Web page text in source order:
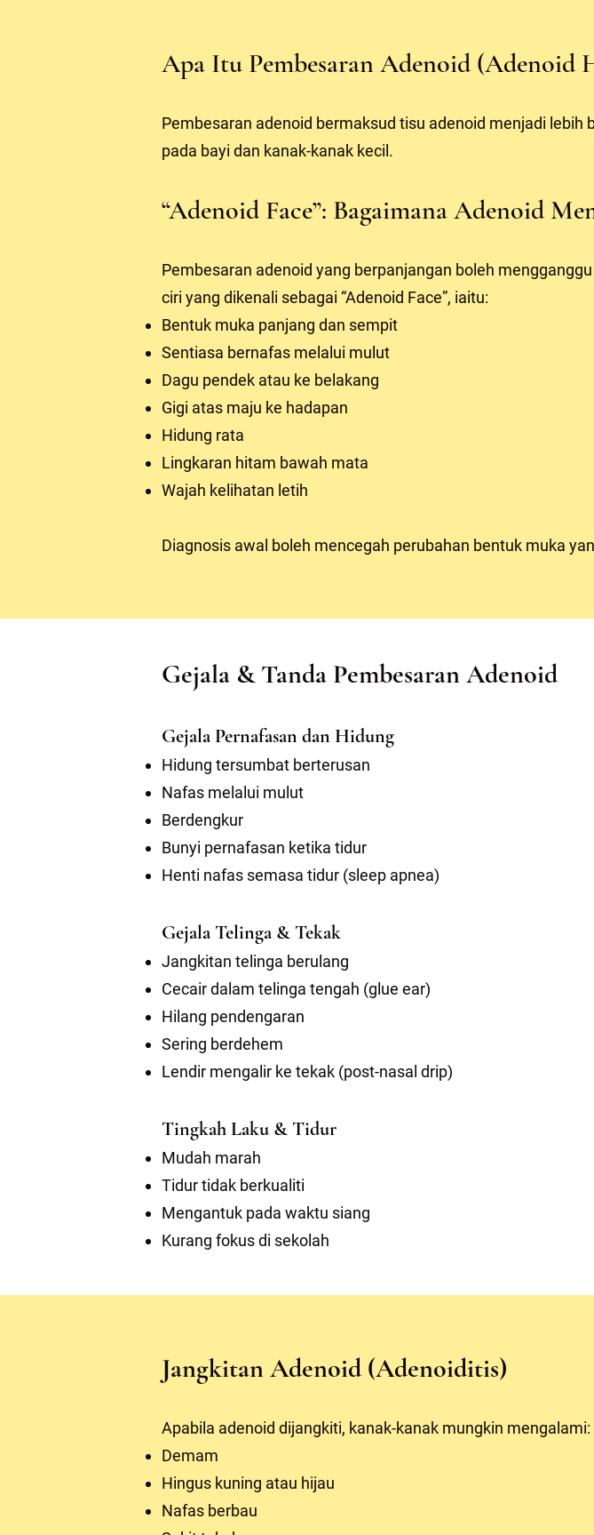
Apa Itu Pembesaran Adenoid (Adenoid
Pembesaran adenoid bermaksud tisu adenoid menjadi
pada bayi dan kanak-kanak kecil.
“Adenoid Face”: Bagaimana Adenoid
Pembesaran adenoid yang berpanjangan boleh
ciri yang dikenali sebagai “Adenoid Face”, iaitu:
Bentuk muka panjang dan sempit
Sentiasa bernafas melalui mulut
Dagu pendek atau ke belakang
Gigi atas maju ke hadapan
Hidung rata
Lingkaran hitam bawah mata
Wajah kelihatan letih
Diagnosis awal boleh mencegah perubahan bentuk muka
Gejala & Tanda Pembesaran Adenoid
Gejala Pernafasan dan Hidung
Hidung tersumbat berterusan
Nafas melalui mulut
Berdengkur
Bunyi pernafasan ketika tidur
Henti nafas semasa tidur (sleep apnea)
Gejala Telinga & Tekak
Jangkitan telinga berulang
Cecair dalam telinga tengah (glue ear)
Hilang pendengaran
Sering berdehem
Lendir mengalir ke tekak (post-nasal drip)
Tingkah Laku & Tidur
Mudah marah
Tidur tidak berkualiti
Mengantuk pada waktu siang
Kurang fokus di sekolah
Jangkitan Adenoid (Adenoiditis)
Apabila adenoid dijangkiti, kanak-kanak mungkin mengalami:
Demam
Hingus kuning atau hijau
Nafas berbau